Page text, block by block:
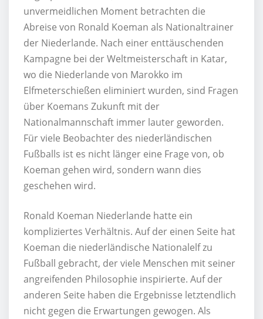
unvermeidlichen Moment betrachten die
Abreise von Ronald Koeman als Nationaltrainer
der Niederlande. Nach einer enttäuschenden
Kampagne bei der Weltmeisterschaft in Katar,
wo die Niederlande von Marokko im
Elfmeterschießen eliminiert wurden, sind Fragen
über Koemans Zukunft mit der
Nationalmannschaft immer lauter geworden.
Für viele Beobachter des niederländischen
Fußballs ist es nicht länger eine Frage von, ob
Koeman gehen wird, sondern wann dies
geschehen wird.
Ronald Koeman Niederlande hatte ein
kompliziertes Verhältnis. Auf der einen Seite hat
Koeman die niederländische Nationalelf zu
Fußball gebracht, der viele Menschen mit seiner
angreifenden Philosophie inspirierte. Auf der
anderen Seite haben die Ergebnisse letztendlich
nicht gegen die Erwartungen gewogen. Als